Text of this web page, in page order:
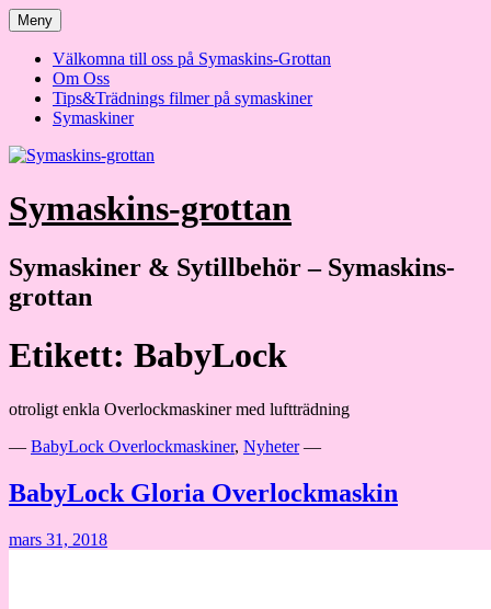
Hoppa
till
innehåll
Meny
Välkomna till oss på Symaskins-Grottan
Om Oss
Tips&Trädnings filmer på symaskiner
Symaskiner
Symaskins-grottan
Symaskiner & Sytillbehör – Symaskins-
grottan
Etikett: BabyLock
otroligt enkla Overlockmaskiner med luftträdning
— BabyLock Overlockmaskiner, Nyheter—
BabyLock Gloria Overlockmaskin
mars 31, 2018